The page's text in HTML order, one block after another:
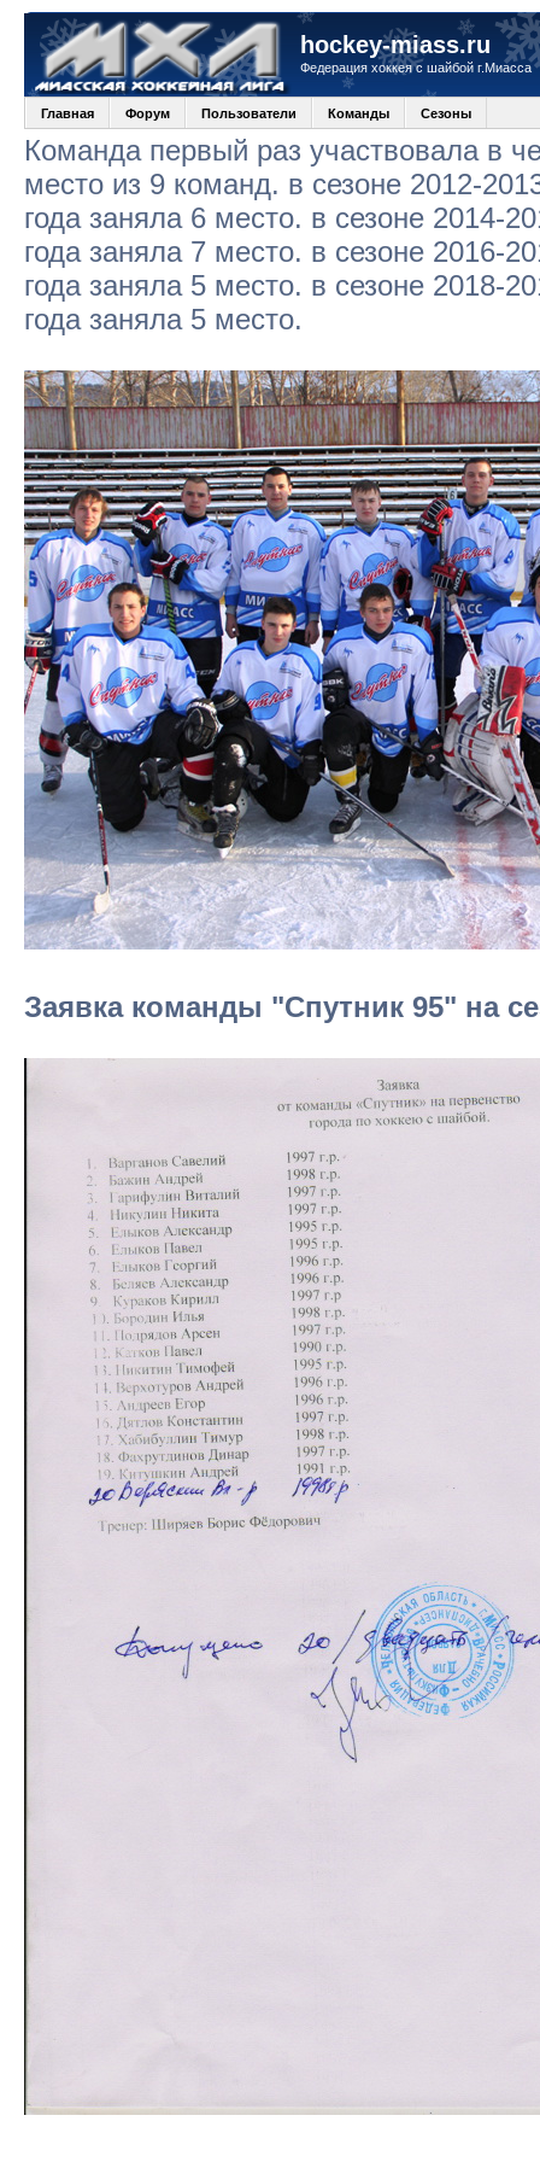
hockey-miass.ru
Федерация хоккея с шайбой г.Миасса
Главная Форум Пользователи Команды Сезоны
Команда первый раз участвовала в
место из 9 команд. в сезоне 2012-
года заняла 6 место. в сезоне 2014-
года заняла 7 место. в сезоне 2016-
года заняла 5 место. в сезоне 2018-
года заняла 5 место.
Заявка команды "Спутник 95" на